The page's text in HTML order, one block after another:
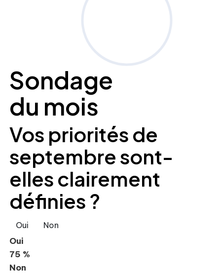
Sondage
du mois
Vos priorités de
septembre sont-
elles clairement
définies ?
Oui Non
Oui
75 %
Non